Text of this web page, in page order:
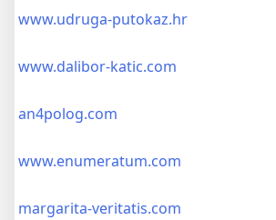
www.udruga-putokaz.hr
www.dalibor-katic.com
an4polog.com
www.enumeratum.com
margarita-veritatis.com